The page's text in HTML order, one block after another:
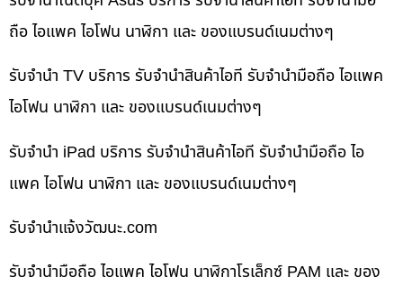
ถือ ไอแพค ไอโฟน นาฬิกา และ ของแบรนด์เนมต่างๆ
รับจำนำ TV บริการ รับจำนำสินค้าไอที รับจำนำมือถือ ไอแพค
ไอโฟน นาฬิกา และ ของแบรนด์เนมต่างๆ
รับจำนำ iPad บริการ รับจำนำสินค้าไอที รับจำนำมือถือ ไอ
แพค ไอโฟน นาฬิกา และ ของแบรนด์เนมต่างๆ
รับจํานําแจ้งวัฒนะ.com
รับจำนำมือถือ ไอแพค ไอโฟน นาฬิกาโรเล็กซ์ PAM และ ของ